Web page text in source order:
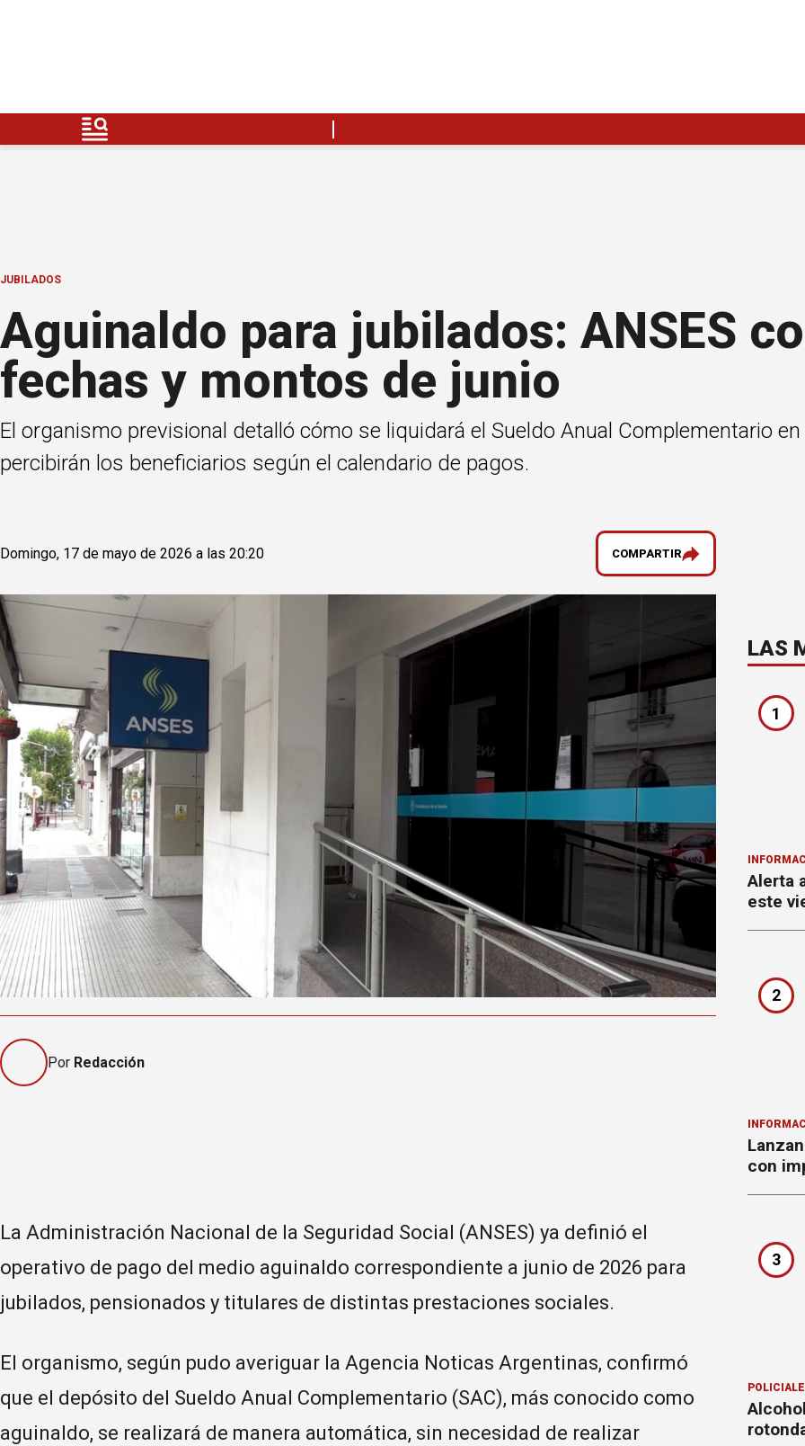
JUBILADOS
Aguinaldo para jubilados: ANSES
fechas y montos de junio
El organismo previsional detalló cómo se liquidará el Sueldo Anual Complementario
percibirán los beneficiarios según el calendario de pagos.
Domingo, 17 de mayo de 2026 a las 20:20 COMPARTIR
Por Redacción
La Administración Nacional de la Seguridad Social (ANSES) ya definió el
operativo de pago del medio aguinaldo correspondiente a junio de 2026 para
jubilados, pensionados y titulares de distintas prestaciones sociales.
El organismo, según pudo averiguar la Agencia Noticas Argentinas, confirmó
que el depósito del Sueldo Anual Complementario (SAC), más conocido como
aguinaldo, se realizará de manera automática, sin necesidad de realizar
LAS
1
Alerta
este
2
con
3